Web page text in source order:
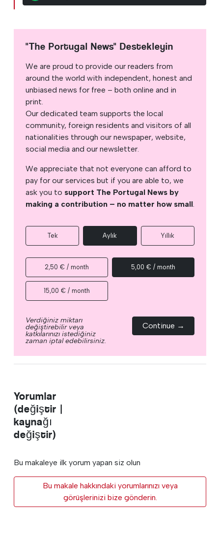
"The Portugal News" Destekleyin
We are proud to provide our readers from
around the world with independent, honest and
unbiased news for free – both online and in
print.
Our dedicated team supports the local
community, foreign residents and visitors of all
nationalities through our newspaper, website,
social media and our newsletter.
We appreciate that not everyone can afford to
pay for our services but if you are able to, we
ask you to support The Portugal News by
making a contribution – no matter how small.
Tek Aylık Yıllık
2,50 € / month 5,00 € / month
15,00 € / month
Verdiğiniz miktarı
değiştirebilir veya
katkılarınızı istediğiniz
zaman iptal edebilirsiniz.
Continue →
Yorumlar
(değiştir |
kaynağı
değiştir)
Bu makaleye ilk yorum yapan siz olun
Bu makale hakkındaki yorumlarınızı veya
görüşlerinizi bize gönderin.